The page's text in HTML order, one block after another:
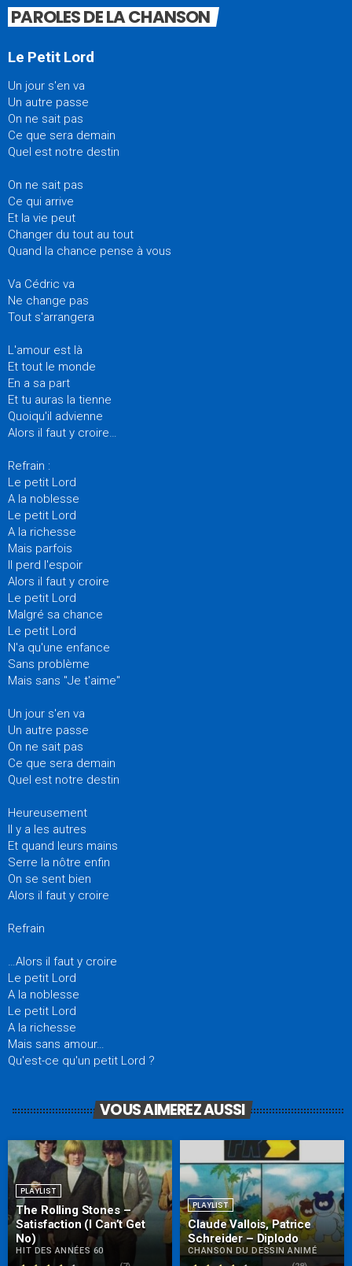
PAROLES DE LA CHANSON
Le Petit Lord
Un jour s'en va
Un autre passe
On ne sait pas
Ce que sera demain
Quel est notre destin
On ne sait pas
Ce qui arrive
Et la vie peut
Changer du tout au tout
Quand la chance pense à vous
Va Cédric va
Ne change pas
Tout s'arrangera
L'amour est là
Et tout le monde
En a sa part
Et tu auras la tienne
Quoiqu'il advienne
Alors il faut y croire…
Refrain :
Le petit Lord
A la noblesse
Le petit Lord
A la richesse
Mais parfois
Il perd l'espoir
Alors il faut y croire
Le petit Lord
Malgré sa chance
Le petit Lord
N'a qu'une enfance
Sans problème
Mais sans "Je t'aime"
Un jour s'en va
Un autre passe
On ne sait pas
Ce que sera demain
Quel est notre destin
Heureusement
Il y a les autres
Et quand leurs mains
Serre la nôtre enfin
On se sent bien
Alors il faut y croire
Refrain
…Alors il faut y croire
Le petit Lord
A la noblesse
Le petit Lord
A la richesse
Mais sans amour…
Qu'est-ce qu'un petit Lord ?
VOUS AIMEREZ AUSSI
PLAYLIST
The Rolling Stones –
Satisfaction (I Can’t Get
No)
HIT DES ANNÉES 60
PLAYLIST
Claude Vallois, Patrice
Schreider – Diplodo
CHANSON DU DESSIN ANIMÉ